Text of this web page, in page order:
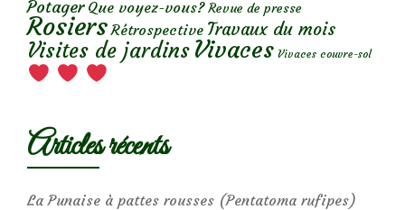
Potager Que voyez-vous? Revue de presse
Rosiers Rétrospective Travaux du mois
Visites de jardins Vivaces Vivaces couvre-sol
Articles récents
La Punaise à pattes rousses (Pentatoma rufipes)